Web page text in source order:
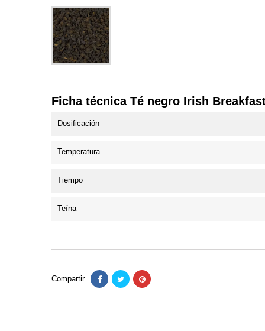
Ficha técnica Té negro Irish
Dosificación
Temperatura
Tiempo
Teína
Compartir